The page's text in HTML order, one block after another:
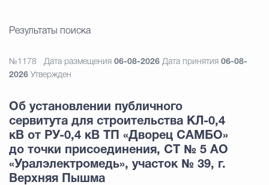
Результаты поиска
№1178 Дата размещения 06-08-2026 Дата принятия 06-08-
2026 Утвержден
Об установлении публичного
сервитута для строительства КЛ-0,4
кВ от РУ-0,4 кВ ТП «Дворец САМБО»
до точки присоединения, СТ № 5 АО
«Уралэлектромедь», участок № 39, г.
Верхняя Пышма